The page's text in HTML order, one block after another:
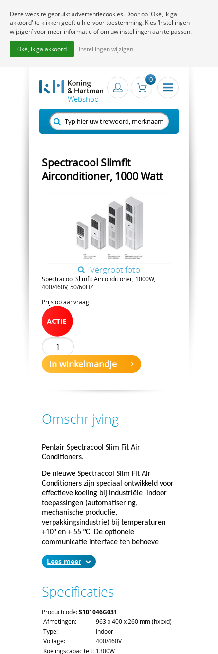
0
Spectracool Slimfit
Airconditioner, 1000 Watt
Vergroot foto
Spectracool Slimfit Airconditioner, 1000W,
400/460V, 50/60HZ
Prijs op aanvraag
In winkelmandje
Omschrijving
Pentair Spectracool Slim Fit Air
Conditioners.
De nieuwe Spectracool Slim Fit Air
Conditioners zijn speciaal ontwikkeld voor
effectieve koeling bij industriële indoor
toepassingen (automatisering,
mechanische productie,
verpakkingsindustrie) bij temperaturen
+10° en + 55 °C. De optionele
communicatie interface ten behoeve
airconditioner te verbinden naar een
(USB, Ethernet) en protocollen
Modbus, TCP, Profibus, Ethernet/IP), is het
mogelijk de status, performance gegevens
en foutmeldingen van de koelunits overal
ter wereld beschikbaar te hebben. Tevens
zijn alle belangrijke parameters af te
lezen in het display.
Lees
Specificaties
Productcode:S101046G031
Afmetingen:
963 x 400 x 260 mm (hxbxd)
Type:
Indoor
Voltage:
400/460V
Koelingscapaciteit: 1300W
Deze website gebruikt advertentiecookies. Door op 'Oké, ik ga
akkoord' te klikken geeft u hiervoor toestemming. Kies ‘Instellingen
wijzigen’ voor meer informatie of om uw instellingen aan te passen.
Oké, ik ga akkoord Instellingen wijzigen.